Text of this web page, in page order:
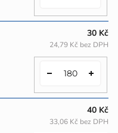
30 Kč
24,79 Kč bez DPH
40 Kč
33,06 Kč bez DPH